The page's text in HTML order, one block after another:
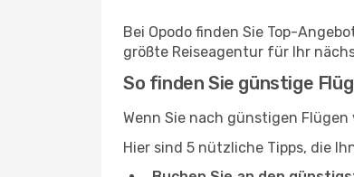
Bei Opodo finden Sie Top-
größte Reiseagentur für Ihr
So finden Sie günstige
Wenn Sie nach günstigen
Hier sind 5 nützliche Tipps, die